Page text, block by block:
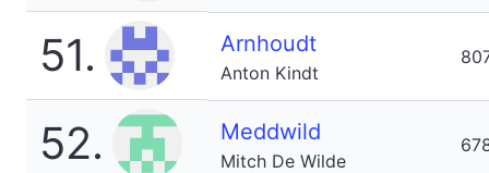
51. Arnhoudt
Anton Kindt
52. Meddwild
Mitch De Wilde